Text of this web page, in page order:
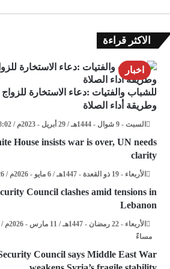
الاكثر قراءة
اخبار
للشباب والفتيات :دعاء الاستخارة للزواج
وطريقة أداء الصلاة
السبت - 9 شوال - 1444هـ / 29 أبريل - 2023م / 8:02 مساءً
House insists war is over, UN needs
clarity
الأربعاء - 19 ذو القعدة - 1447هـ / 6 مايو - 2026م / 6:26 مساءً
Council clashes amid tensions in
Lebanon
مساءً
Council says Middle East War